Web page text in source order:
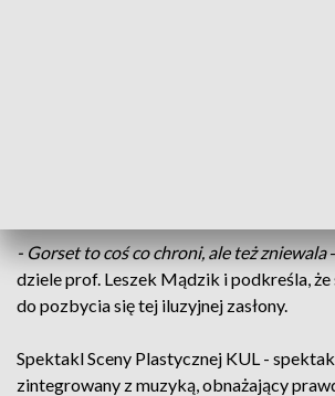
- Gorset to coś co chroni, ale też zniewala
dziele prof. Leszek Mądzik i podkreśla,
do pozbycia się tej iluzyjnej zasłony.
Spektakl Sceny Plastycznej KUL -
zintegrowany z muzyką, obnażający